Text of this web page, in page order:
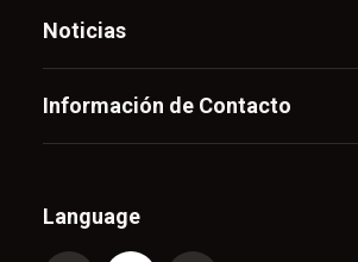
Noticias
Información de Contacto
Language